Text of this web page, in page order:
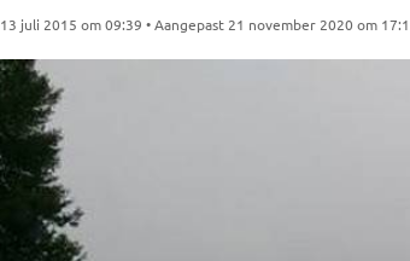
13 juli 2015 om 09:39 • Aangepast 21 november 2020 om